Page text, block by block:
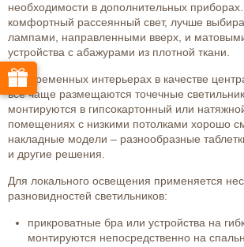
необходимости в дополнительных
комфортный рассеянный свет, лучше
лампами, направленными вверх, и
устройства с абажурами из плотной ткани.
В современных интерьерах в качестве
все чаще размещаются точечные
монтируются в гипсокартонный или
помещениях с низкими потолками хорошо
накладные модели – разнообразные
и другие решения.
Для локального освещения применяется
разновидностей светильников:
прикроватные бра или устройства на
монтируются непосредственно на